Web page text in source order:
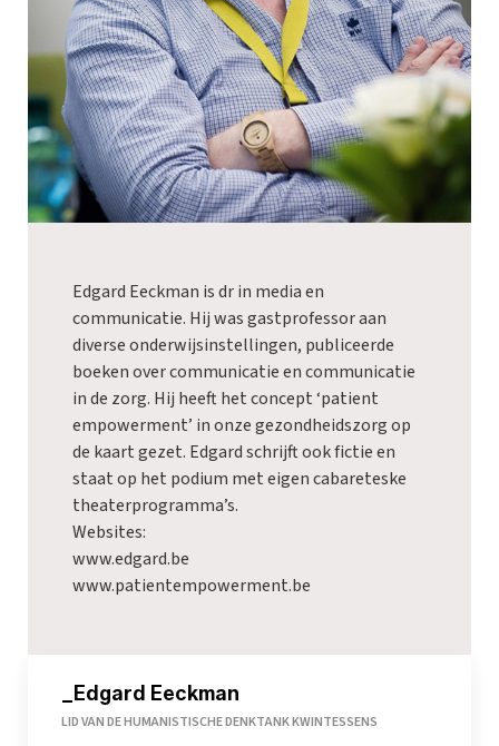
Edgard Eeckman is dr in media en
communicatie. Hij was gastprofessor aan
diverse onderwijsinstellingen, publiceerde
boeken over communicatie en communicatie
in de zorg. Hij heeft het concept ‘patient
empowerment’ in onze gezondheidszorg op
de kaart gezet. Edgard schrijft ook fictie en
staat op het podium met eigen cabareteske
theaterprogramma’s.
Websites:
www.edgard.be
www.patientempowerment.be
_Edgard Eeckman
LID VAN DE HUMANISTISCHE DENKTANK KWINTESSENS